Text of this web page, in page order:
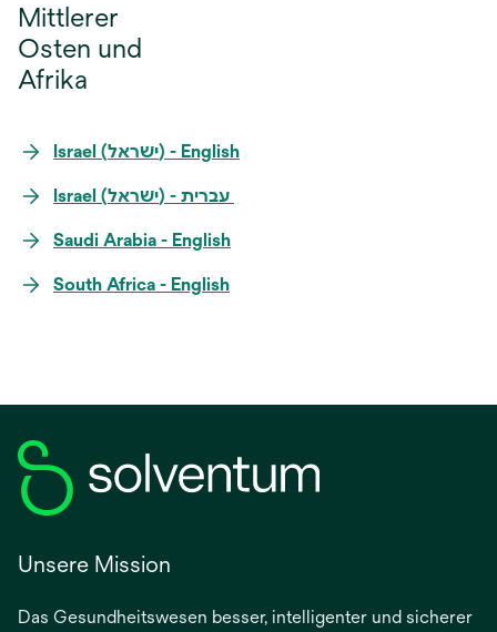
Mittlerer
Osten und
Afrika
Israel (ישראל) -‎ English
Saudi Arabia - English
South Africa - English
Unsere Mission
Das Gesundheitswesen besser, intelligenter und sicherer